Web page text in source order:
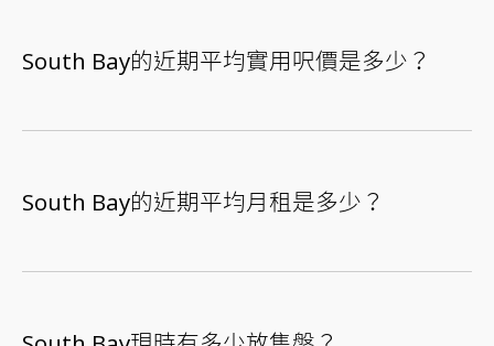
South Bay的近期平均實用呎價是多少？
South Bay的近期平均月租是多少？